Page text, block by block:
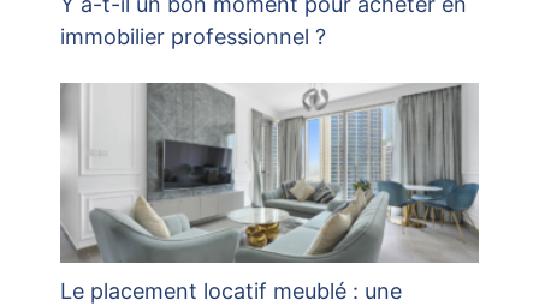
immobilier professionnel ?
Le placement locatif meublé : une